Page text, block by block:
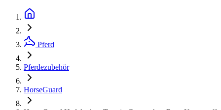
Pferd
Pferdezubehör
HorseGuard